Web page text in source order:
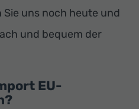
uns noch heute und
und bequem der
EU-